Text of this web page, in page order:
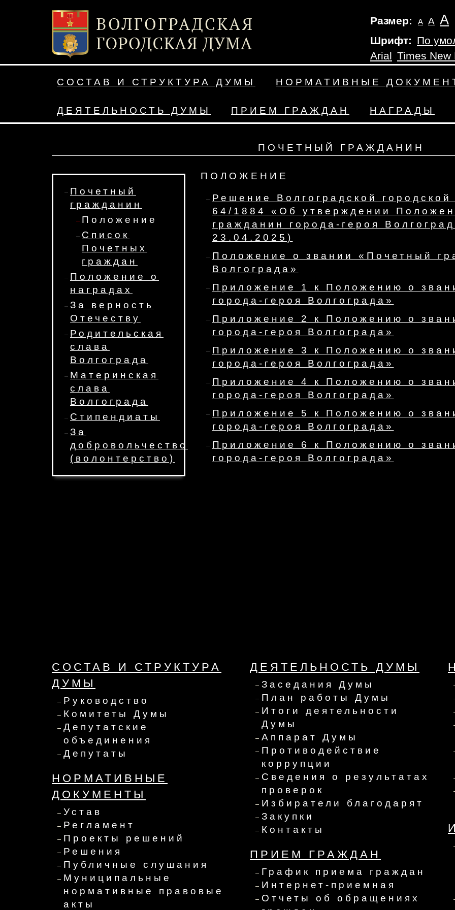
Размер: А А А
Шрифт: По
Arial Times New
СОСТАВ И СТРУКТУРА ДУМЫ НОРМАТИВНЫЕ
ДЕЯТЕЛЬНОСТЬ ДУМЫ ПРИЕМ ГРАЖДАН НАГРАДЫ
ПОЧЕТНЫЙ ГРАЖДАНИН
Почетный
гражданин
Положение
Список
Почетных
граждан
Положение о
наградах
За верность
Отечеству
Родительская
слава
Волгограда
Материнская
слава
Волгограда
Стипендиаты
За
добровольчество
(волонтерство)
ПОЛОЖЕНИЕ
Решение Волгоградской
64/1884 «Об утверждении
гражданин города-героя
23.04.2025)
Положение о звании «Почетный
Волгограда»
Приложение 1 к Положению о
города-героя Волгограда»
Приложение 2 к Положению о
города-героя Волгограда»
Приложение 3 к Положению о
города-героя Волгограда»
Приложение 4 к Положению о
города-героя Волгограда»
Приложение 5 к Положению о
города-героя Волгограда»
Приложение 6 к Положению о
города-героя Волгограда»
СОСТАВ И СТРУКТУРА
ДУМЫ
Руководство
Комитеты Думы
Депутатские
объединения
Депутаты
НОРМАТИВНЫЕ
ДОКУМЕНТЫ
Устав
Регламент
Проекты решений
Решения
Публичные слушания
Муниципальные
нормативные правовые
акты
ДЕЯТЕЛЬНОСТЬ ДУМЫ
Заседания Думы
План работы Думы
Итоги деятельности
Думы
Аппарат Думы
Противодействие
коррупции
Сведения о результатах
проверок
Избиратели благодарят
Закупки
Контакты
ПРИЕМ ГРАЖДАН
График приема граждан
Интернет-приемная
Отчеты об обращениях